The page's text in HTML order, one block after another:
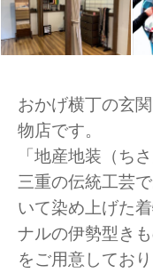
おかげ横丁の玄
物店です。
「地産地装（ち
三重の伝統工芸
いて染め上げた
ナルの伊勢型き
をご用意しており